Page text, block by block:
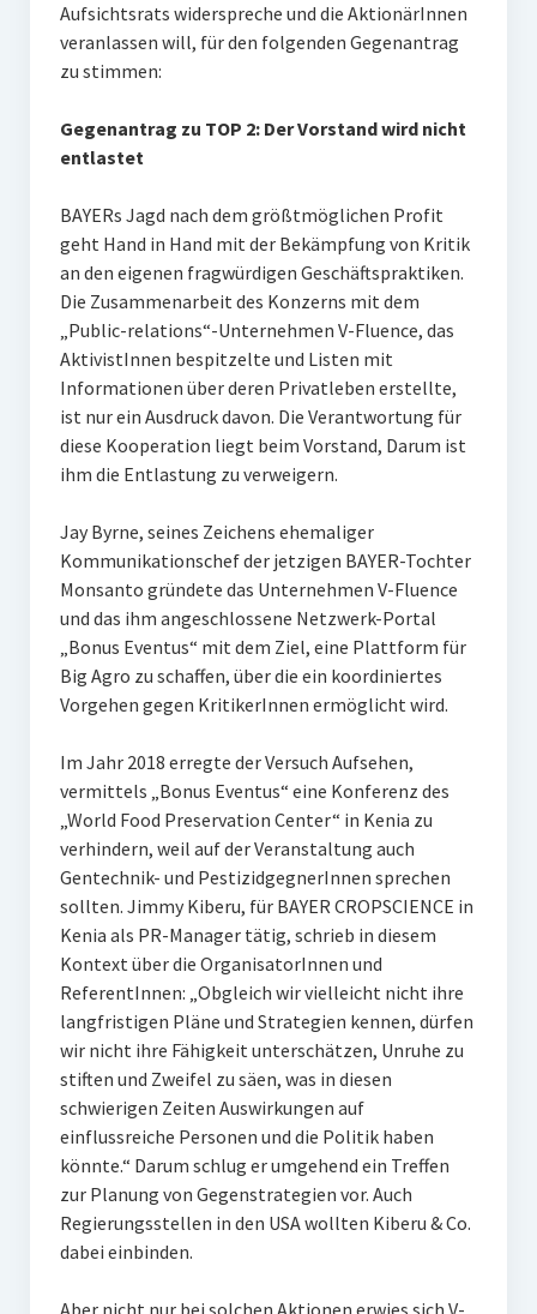
Aufsichtsrats widerspreche und die AktionärInnen
veranlassen will, für den folgenden Gegenantrag
zu stimmen:
Gegenantrag zu TOP 2: Der Vorstand wird nicht
entlastet
BAYERs Jagd nach dem größtmöglichen Profit
geht Hand in Hand mit der Bekämpfung von Kritik
an den eigenen fragwürdigen Geschäftspraktiken.
Die Zusammenarbeit des Konzerns mit dem
„Public-relations“-Unternehmen V-Fluence, das
AktivistInnen bespitzelte und Listen mit
Informationen über deren Privatleben erstellte,
ist nur ein Ausdruck davon. Die Verantwortung für
diese Kooperation liegt beim Vorstand, Darum ist
ihm die Entlastung zu verweigern.
Jay Byrne, seines Zeichens ehemaliger
Kommunikationschef der jetzigen BAYER-Tochter
Monsanto gründete das Unternehmen V-Fluence
und das ihm angeschlossene Netzwerk-Portal
„Bonus Eventus“ mit dem Ziel, eine Plattform für
Big Agro zu schaffen, über die ein koordiniertes
Vorgehen gegen KritikerInnen ermöglicht wird.
Im Jahr 2018 erregte der Versuch Aufsehen,
vermittels „Bonus Eventus“ eine Konferenz des
„World Food Preservation Center“ in Kenia zu
verhindern, weil auf der Veranstaltung auch
Gentechnik- und PestizidgegnerInnen sprechen
sollten. Jimmy Kiberu, für BAYER CROPSCIENCE in
Kenia als PR-Manager tätig, schrieb in diesem
Kontext über die OrganisatorInnen und
ReferentInnen: „Obgleich wir vielleicht nicht ihre
langfristigen Pläne und Strategien kennen, dürfen
wir nicht ihre Fähigkeit unterschätzen, Unruhe zu
stiften und Zweifel zu säen, was in diesen
schwierigen Zeiten Auswirkungen auf
einflussreiche Personen und die Politik haben
könnte.“ Darum schlug er umgehend ein Treffen
zur Planung von Gegenstrategien vor. Auch
Regierungsstellen in den USA wollten Kiberu & Co.
dabei einbinden.
Aber nicht nur bei solchen Aktionen erwies sich V-